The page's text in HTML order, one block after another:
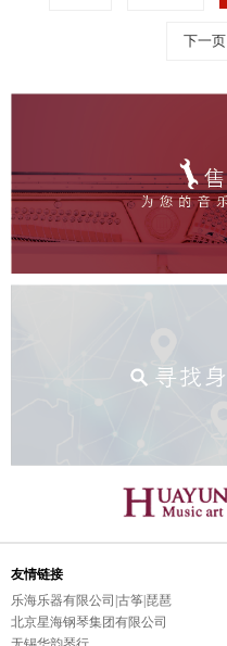
下一页
友情链接
乐海乐器有限公司|古筝|琵琶
北京星海钢琴集团有限公司